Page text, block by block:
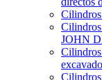
JOHN